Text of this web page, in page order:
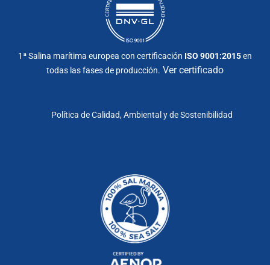
1ª Salina marítima europea con certificación ISO 9001:2015en
todas las fases de producción. Ver certificado
Política de Calidad, Ambiental y de Sostenibilidad